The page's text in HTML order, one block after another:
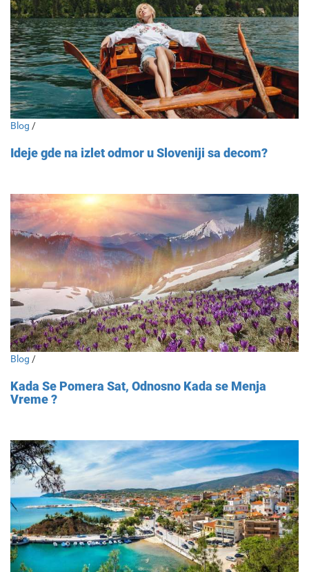
Blog /
Ideje gde na izlet odmor u Sloveniji sa decom?
Blog /
Kada Se Pomera Sat, Odnosno Kada se Menja
Vreme ?